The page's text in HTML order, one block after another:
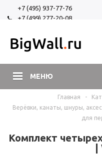
+7 (495) 937-77-76
+7 (499) 277-20-08
МЕНЮ
Главная -
Верёвки, канаты, шнуры,
для
Комплект